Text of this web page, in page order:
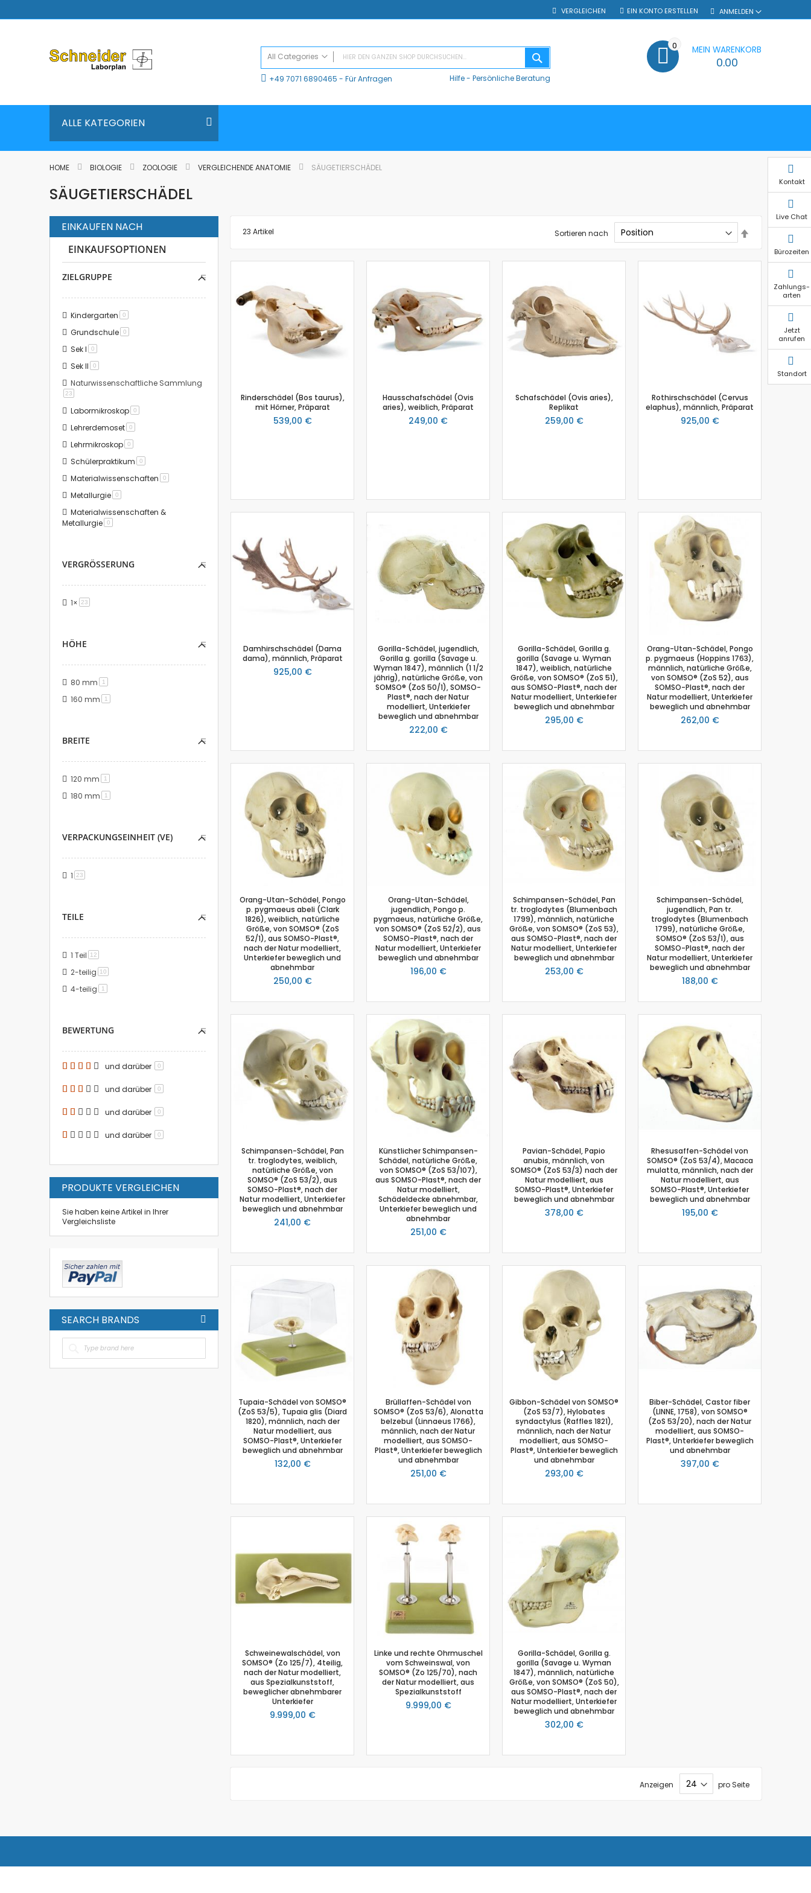
VERGLEICHEN ANMELDEN
EIN KONTO ERSTELLEN
All Categories
ALL CATEGORIES
Atmungsgürtel
Beschleunigungssensor
Blutdrucksensor
CO2-Gas Sensor
Drucksensor
Feuchtigkeitssensor
Herzfrequenz
pH - Elektrodenverstärker
Salzgehalt
Spirometer
Stromsensor
Thermoelement-Sensor
Temperatursensor
Sensor-Kits: Biologie
Zubehör
Lux-Sensor
Temperatur-Box
Bodenfeuchtigkeit
Hautwiderstands-Sensor
Luftdruck
Druckschalter
Photosynthese Set
Ladestation Go Direct®
Emmissionsmessung
Gasdrucksensor
Trübung
Luftfeuchtigkeit
Chemie
Chemie Box
Drucksensor
NiCr-Ni-Adapter
pH - Elektrodenverstärker
Leitfähigkeitssensor
Salzgehalt
Schmelzstation
Schmelzpunktbestimmung
Spannungssensor
Stromsensor
Temperatur-Box
Temperatursensor
Timer
Ladestation Go Direct®
Titration
Go!Link (GO -LINK)
Redoxpotential
Physik
Beleuchtungsstärke
Beschleunigungssensor
Bewegungssensor
Drehbewegungssensor
Elektrisches Feld
Fahrbahn
Großflächenzählrohr
Infrarotsensor
Kraft- und Beschleunigungssensor
Sensor Ladung / Elektroskop
Leitfähigkeitssensor
Lichtschranke
Lichtsensor
Lux Sensor
Schallpegelsensor
Spannungssensor
+49 7071 6890465 - Für Anfragen Hilfe- Persönliche Beratung
MEIN WARENKORB
0.00
0
ALLE KATEGORIEN
HOME BIOLOGIE ZOOLOGIE VERGLEICHENDE ANATOMIE SÄUGETIERSCHÄDEL
SÄUGETIERSCHÄDEL
23 Artikel Sortieren nach
absteigender
Reihenfolge
Rinderschädel (Bos taurus),
mit Hörner, Präparat
539,00 €
Hausschafschädel (Ovis
aries), weiblich, Präparat
249,00 €
Schafschädel (Ovis aries),
Replikat
259,00 €
Rothirschschädel (Cervus
elaphus), männlich, Präparat
925,00 €
Damhirschschädel (Dama
dama), männlich, Präparat
925,00 €
Gorilla-Schädel, jugendlich,
Gorilla g. gorilla (Savage u.
Wyman 1847), männlich (1 1/2
jährig), natürliche Größe, von
SOMSO® (ZoS 50/1), SOMSO-
Plast®, nach der Natur
modelliert, Unterkiefer
beweglich und abnehmbar
222,00 €
Gorilla-Schädel, Gorilla g.
gorilla (Savage u. Wyman
1847), weiblich, natürliche
Größe, von SOMSO® (ZoS 51),
aus SOMSO-Plast®, nach der
Natur modelliert, Unterkiefer
beweglich und abnehmbar
295,00 €
Orang-Utan-Schädel, Pongo
p. pygmaeus (Hoppins 1763),
männlich, natürliche Größe,
von SOMSO® (ZoS 52), aus
SOMSO-Plast®, nach der
Natur modelliert, Unterkiefer
beweglich und abnehmbar
262,00 €
Orang-Utan-Schädel, Pongo
p. pygmaeus abeli (Clark
1826), weiblich, natürliche
Größe, von SOMSO® (ZoS
52/1), aus SOMSO-Plast®,
nach der Natur modelliert,
Unterkiefer beweglich und
abnehmbar
250,00 €
Orang-Utan-Schädel,
jugendlich, Pongo p.
pygmaeus, natürliche Größe,
von SOMSO® (ZoS 52/2), aus
SOMSO-Plast®, nach der
Natur modelliert, Unterkiefer
beweglich und abnehmbar
196,00 €
Schimpansen-Schädel, Pan
tr. troglodytes (Blumenbach
1799), männlich, natürliche
Größe, von SOMSO® (ZoS 53),
aus SOMSO-Plast®, nach der
Natur modelliert, Unterkiefer
beweglich und abnehmbar
253,00 €
Schimpansen-Schädel,
jugendlich, Pan tr.
troglodytes (Blumenbach
1799), natürliche Größe,
SOMSO® (ZoS 53/1), aus
SOMSO-Plast®, nach der
Natur modelliert, Unterkiefer
beweglich und abnehmbar
188,00 €
Schimpansen-Schädel, Pan
tr. troglodytes, weiblich,
natürliche Größe, von
SOMSO® (ZoS 53/2), aus
SOMSO-Plast®, nach der
Natur modelliert, Unterkiefer
beweglich und abnehmbar
241,00 €
Künstlicher Schimpansen-
Schädel, natürliche Größe,
von SOMSO® (ZoS 53/107),
aus SOMSO-Plast®, nach der
Natur modelliert,
Schädeldecke abnehmbar,
Unterkiefer beweglich und
abnehmbar
251,00 €
Pavian-Schädel, Papio
anubis, männlich, von
SOMSO® (ZoS 53/3) nach der
Natur modelliert, aus
SOMSO-Plast®, Unterkiefer
beweglich und abnehmbar
378,00 €
Rhesusaffen-Schädel von
SOMSO® (ZoS 53/4), Macaca
mulatta, männlich, nach der
Natur modelliert, aus
SOMSO-Plast®, Unterkiefer
beweglich und abnehmbar
195,00 €
Tupaia-Schädel von SOMSO®
(ZoS 53/5), Tupaia glis (Diard
1820), männlich, nach der
Natur modelliert, aus
SOMSO-Plast®, Unterkiefer
beweglich und abnehmbar
132,00 €
Brüllaffen-Schädel von
SOMSO® (ZoS 53/6), Alonatta
belzebul (Linnaeus 1766),
männlich, nach der Natur
modelliert, aus SOMSO-
Plast®, Unterkiefer beweglich
und abnehmbar
251,00 €
Gibbon-Schädel von SOMSO®
(ZoS 53/7), Hylobates
syndactylus (Raffles 1821),
männlich, nach der Natur
modelliert, aus SOMSO-
Plast®, Unterkiefer beweglich
und abnehmbar
293,00 €
Biber-Schädel, Castor fiber
(LINNE, 1758), von SOMSO®
(ZoS 53/20), nach der Natur
modelliert, aus SOMSO-
Plast®, Unterkiefer beweglich
und abnehmbar
397,00 €
Schweinewalschädel, von
SOMSO® (Zo 125/7), 4teilig,
nach der Natur modelliert,
aus Spezialkunststoff,
beweglicher abnehmbarer
Unterkiefer
9.999,00 €
Linke und rechte Ohrmuschel
vom Schweinswal, von
SOMSO® (Zo 125/70), nach
der Natur modelliert, aus
Spezialkunststoff
9.999,00 €
Gorilla-Schädel, Gorilla g.
gorilla (Savage u. Wyman
1847), männlich, natürliche
Größe, von SOMSO® (ZoS 50),
aus SOMSO-Plast®, nach der
Natur modelliert, Unterkiefer
beweglich und abnehmbar
302,00 €
Anzeigen pro Seite
Kontakt
Live Chat
Bürozeiten
Zahlungs-
arten
Jetzt
anrufen
Standort
EINKAUFEN NACH
EINKAUFSOPTIONEN
ZIELGRUPPE
Kindergarten 0Artikel
Grundschule 0Artikel
Sek I 0Artikel
Sek II 0Artikel
Naturwissenschaftliche Sammlung
23
Labormikroskop 0Artikel
Lehrerdemoset 0Artikel
Lehrmikroskop 0Artikel
Schülerpraktikum 0Artikel
Materialwissenschaften 0Artikel
Metallurgie 0Artikel
Materialwissenschaften &
Metallurgie
0Artikel
VERGRÖSSERUNG
1× 23
HÖHE
80 mm 1
160 mm 1
BREITE
120 mm 1
180 mm 1
VERPACKUNGSEINHEIT (VE)
1 23
TEILE
1 Teil 12
2-teilig 10
4-teilig 1
BEWERTUNG
und darüber 0
und darüber 0
und darüber 0
und darüber 0
PRODUKTE VERGLEICHEN
Sie haben keine Artikel in Ihrer
Vergleichsliste
SEARCH BRANDS